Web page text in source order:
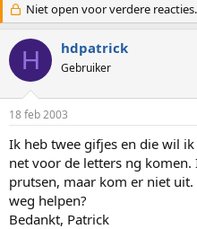
d
e
r
w
e
p
s
t
a
r
t
e
r
a
r
t
d
a
m
Niet open voor verdere reacties.
H hdpatrick
Gebruiker
18 feb 2003
Ik heb twee gifjes en die wil
net voor de letters ng
prutsen, maar kom er niet
weg helpen?
Bedankt, Patrick